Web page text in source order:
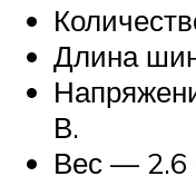
Длина
В.
Вес — 2.6